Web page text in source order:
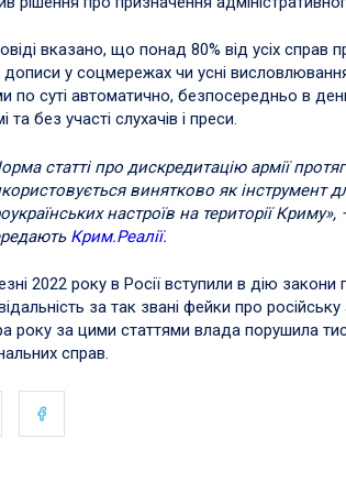
вказано, що понад 80% від усіх справ
дописи у соцмережах чи усні
по суті автоматично, безпосередньо в
та без участі слухачів і преси.
статті про дискредитацію армії
винятково як інструмент
настроїв на території
Крим.Реалії.
2022 року в Росії вступили в дію закони
за так звані фейки про
року за цими статтями влада порушила
справ.